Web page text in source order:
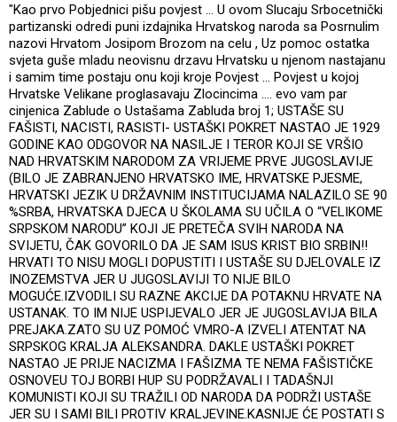
"Kao prvo Pobjednici pišu povjest ... U ovom Slucaju Srbocetnički
partizanski odredi puni izdajnika Hrvatskog naroda sa Posrnulim
nazovi Hrvatom Josipom Brozom na celu , Uz pomoc ostatka
svjeta guše mladu neovisnu drzavu Hrvatsku u njenom nastajanu
i samim time postaju onu koji kroje Povjest ... Povjest u kojoj
Hrvatske Velikane proglasavaju Zlocincima .... evo vam par
cinjenica Zablude o Ustašama Zabluda broj 1; USTAŠE SU
FAŠISTI, NACISTI, RASISTI- USTAŠKI POKRET NASTAO JE 1929
GODINE KAO ODGOVOR NA NASILJE I TEROR KOJI SE VRŠIO
NAD HRVATSKIM NARODOM ZA VRIJEME PRVE JUGOSLAVIJE
(BILO JE ZABRANJENO HRVATSKO IME, HRVATSKE PJESME,
HRVATSKI JEZIK U DRŽAVNIM INSTITUCIJAMA NALAZILO SE 90
%SRBA, HRVATSKA DJECA U ŠKOLAMA SU UČILA O “VELIKOME
SRPSKOM NARODU” KOJI JE PRETEČA SVIH NARODA NA
SVIJETU, ČAK GOVORILO DA JE SAM ISUS KRIST BIO SRBIN!!
HRVATI TO NISU MOGLI DOPUSTITI I USTAŠE SU DJELOVALE IZ
INOZEMSTVA JER U JUGOSLAVIJI TO NIJE BILO
MOGUĆE.IZVODILI SU RAZNE AKCIJE DA POTAKNU HRVATE NA
USTANAK. TO IM NIJE USPIJEVALO JER JE JUGOSLAVIJA BILA
PREJAKA.ZATO SU UZ POMOĆ VMRO-A IZVELI ATENTAT NA
SRPSKOG KRALJA ALEKSANDRA. DAKLE USTAŠKI POKRET
NASTAO JE PRIJE NACIZMA I FAŠIZMA TE NEMA FAŠISTIČKE
OSNOVEU TOJ BORBI HUP SU PODRŽAVALI I TADAŠNJI
KOMUNISTI KOJI SU TRAŽILI OD NARODA DA PODRŽI USTAŠE
JER SU I SAMI BILI PROTIV KRALJEVINE.KASNIJE ĆE POSTATI S